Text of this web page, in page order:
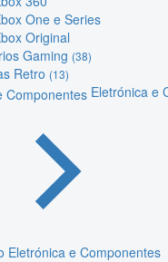
One e Series
Original
Gaming (38)
Retro (13)
Eletrónica e
Eletrónica e Componentes